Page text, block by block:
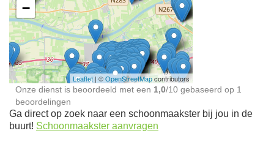
Ontdek meer ervaringen
Schoonmaakster bij
jou in de buurt
−
Leaflet | ©OpenStreetMapcontributors
Onze dienst is beoordeeld met een 1,0/10 gebaseerd op 1
beoordelingen
Ga direct op zoek naar een schoonmaakster bij jou in de
buurt! Schoonmaakster aanvragen